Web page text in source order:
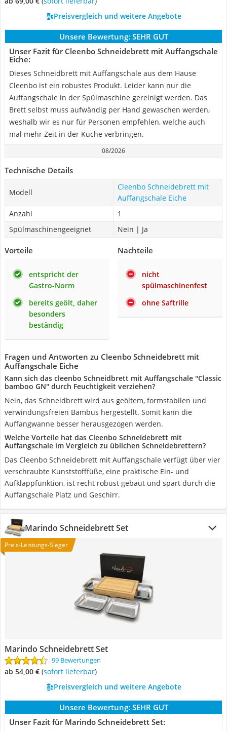
Preisvergleich und weitere Angebote
Unsere Bewertung: SEHR GUT
Unser Fazit für Cleenbo Schneidebrett mit Auffangschale
Eiche:
Dieses Schneidbrett mit Auffangschale aus dem Hause
Cleenbo ist ein robustes Produkt. Leider kann nur die
Auffangschale in der Spülmaschine gereinigt werden. Das
Brett selbst muss aufwändig per Hand gewaschen werden,
weshalb wir es nur für Personen empfehlen, welche auch
mal mehr Zeit in der Küche verbringen.
08/2026
Technische Details
Modell
Cleenbo Schneidebrett mit
Auffangschale Eiche
Anzahl
1
Spülmaschinengeeignet
Nein | Ja
Vorteile
entspricht der
Gastro-Norm
bereits geölt, daher
besonders
beständig
Nachteile
nicht
spülmaschinenfest
ohne Saftrille
Fragen und Antworten zu Cleenbo Schneidebrett mit
Auffangschale Eiche
Kann sich das cleenbo Schneidbrett mit Auffangschale "Classic
bamboo GN" durch Feuchtigkeit verziehen?
Nein, das Schneidbrett wird aus geöltem, formstabilen und
verwindungsfreien Bambus hergestellt. Somit kann die
Auffangwanne besser herausgezogen werden.
Welche Vorteile hat das Cleenbo Schneidebrett mit
Auffangschale im Vergleich zu üblichen Schneidebrettern?
Das Cleenbo Schneidebrett mit Auffangschale verfügt über vier
verschraubte Kunststofffüße, eine praktische Ein- und
Aufklappfunktion, ist recht robust gebaut und spart durch die
Auffangschale Platz und Geschirr.
Marindo Schneidebrett Set
Preis-Leistungs-Sieger
Marindo Schneidebrett Set
99 Bewertungen
ab 54,00 € ( Sofort lieferbar)
Preisvergleich und weitere Angebote
Unsere Bewertung: SEHR GUT
Unser Fazit für Marindo Schneidebrett Set: